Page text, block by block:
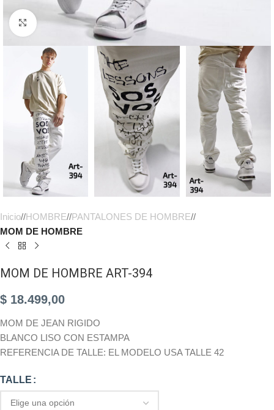
Haga Click para agrandar
Inicio/ HOMBRE/ PANTALONES DE HOMBRE/
MOM DE HOMBRE
MOM DE HOMBRE ART-394
$ 18.499,00
MOM DE JEAN RIGIDO
BLANCO LISO CON ESTAMPA
REFERENCIA DE TALLE: EL MODELO USA TALLE 42
TALLE